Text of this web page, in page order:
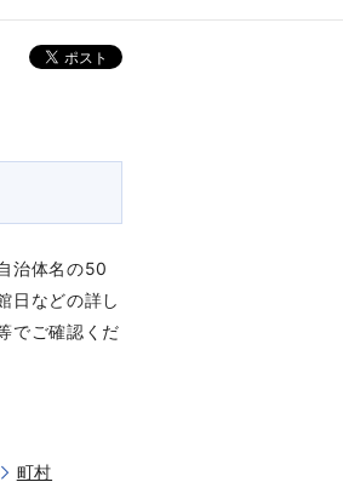
治体名の50
日などの詳し
でご確認くだ
町村